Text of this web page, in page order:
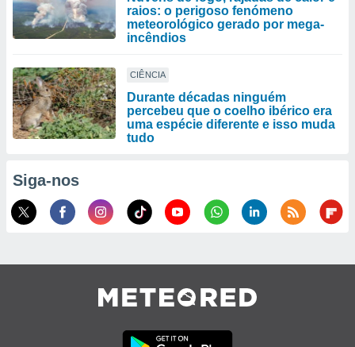
raios: o perigoso fenómeno
meteorológico gerado por mega-
incêndios
CIÊNCIA
Durante décadas ninguém
percebeu que o coelho ibérico era
uma espécie diferente e isso muda
tudo
Siga-nos